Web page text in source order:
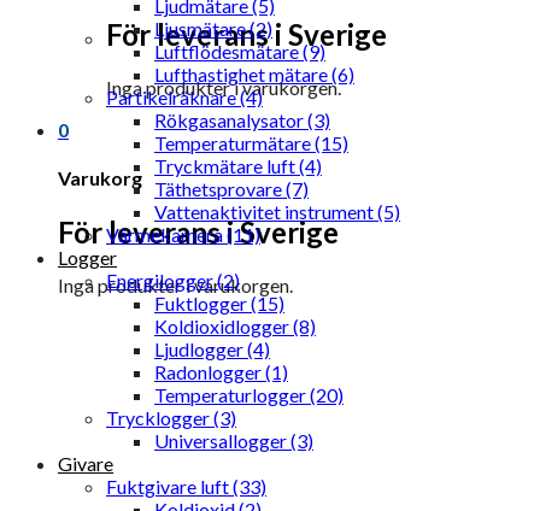
För leverans i Sverige
Inga produkter i varukorgen.
0
Varukorg
För leverans i Sverige
Inga produkter i varukorgen.
Ljudmätare (5)
Ljusmätare (2)
Luftflödesmätare (9)
Lufthastighet mätare (6)
Partikelräknare (4)
Rökgasanalysator (3)
Temperaturmätare (15)
Tryckmätare luft (4)
Täthetsprovare (7)
Vattenaktivitet instrument (5)
Värmekamera (11)
Logger
Energilogger (2)
Fuktlogger (15)
Koldioxidlogger (8)
Ljudlogger (4)
Radonlogger (1)
Temperaturlogger (20)
Trycklogger (3)
Universallogger (3)
Givare
Fuktgivare luft (33)